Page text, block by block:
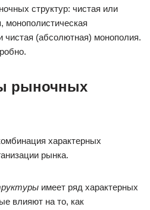
структур: чистая или
монополистическая
чистая (абсолютная) монополия.
рыночных
характерных
рынка.
имеет ряд характерных
влияют на то, как